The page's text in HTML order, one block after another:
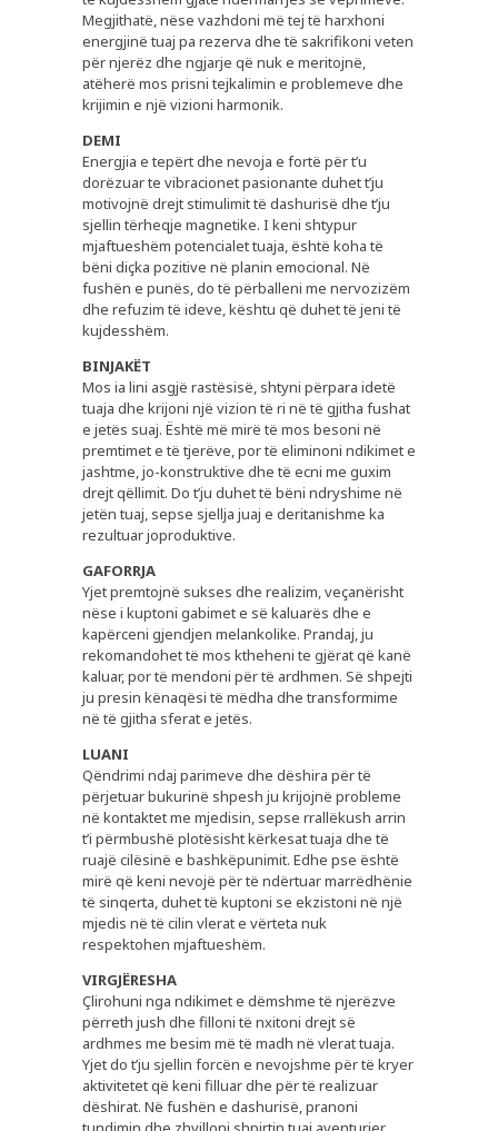
PLUSPHARMA
BARNATORE
REKOMANDIME
KËSHILLA
REVISTË
KARRIERA
KONTAKT
Megjithatë, nëse vazhdoni më tej të harxhoni
energjinë tuaj pa rezerva dhe të sakrifikoni veten
për njerëz dhe ngjarje që nuk e meritojnë,
atëherë mos prisni tejkalimin e problemeve dhe
krijimin e një vizioni harmonik.
DEMI
Energjia e tepërt dhe nevoja e fortë për t’u
dorëzuar te vibracionet pasionante duhet t’ju
motivojnë drejt stimulimit të dashurisë dhe t’ju
sjellin tërheqje magnetike. I keni shtypur
mjaftueshëm potencialet tuaja, është koha të
bëni diçka pozitive në planin emocional. Në
fushën e punës, do të përballeni me nervozizëm
dhe refuzim të ideve, kështu që duhet të jeni të
kujdesshëm.
BINJAKËT
Mos ia lini asgjë rastësisë, shtyni përpara idetë
tuaja dhe krijoni një vizion të ri në të gjitha fushat
e jetës suaj. Është më mirë të mos besoni në
premtimet e të tjerëve, por të eliminoni ndikimet e
jashtme, jo-konstruktive dhe të ecni me guxim
drejt qëllimit. Do t’ju duhet të bëni ndryshime në
jetën tuaj, sepse sjellja juaj e deritanishme ka
rezultuar joproduktive.
GAFORRJA
Yjet premtojnë sukses dhe realizim, veçanërisht
nëse i kuptoni gabimet e së kaluarës dhe e
kapërceni gjendjen melankolike. Prandaj, ju
rekomandohet të mos ktheheni te gjërat që kanë
kaluar, por të mendoni për të ardhmen. Së shpejti
ju presin kënaqësi të mëdha dhe transformime
në të gjitha sferat e jetës.
LUANI
Qëndrimi ndaj parimeve dhe dëshira për të
përjetuar bukurinë shpesh ju krijojnë probleme
në kontaktet me mjedisin, sepse rrallëkush arrin
t’i përmbushë plotësisht kërkesat tuaja dhe të
ruajë cilësinë e bashkëpunimit. Edhe pse është
mirë që keni nevojë për të ndërtuar marrëdhënie
të sinqerta, duhet të kuptoni se ekzistoni në një
mjedis në të cilin vlerat e vërteta nuk
respektohen mjaftueshëm.
VIRGJËRESHA
Çlirohuni nga ndikimet e dëmshme të njerëzve
përreth jush dhe filloni të nxitoni drejt së
ardhmes me besim më të madh në vlerat tuaja.
Yjet do t’ju sjellin forcën e nevojshme për të kryer
aktivitetet që keni filluar dhe për të realizuar
dëshirat. Në fushën e dashurisë, pranoni